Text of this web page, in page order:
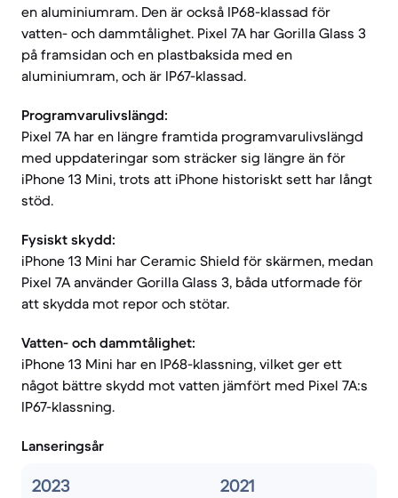
en aluminiumram. Den är också IP68-klassad för
vatten- och dammtålighet. Pixel 7A har Gorilla Glass 3
på framsidan och en plastbaksida med en
aluminiumram, och är IP67-klassad.
Programvarulivslängd:
Pixel 7A har en längre framtida programvarulivslängd
med uppdateringar som sträcker sig längre än för
iPhone 13 Mini, trots att iPhone historiskt sett har långt
stöd.
Fysiskt skydd:
iPhone 13 Mini har Ceramic Shield för skärmen, medan
Pixel 7A använder Gorilla Glass 3, båda utformade för
att skydda mot repor och stötar.
Vatten- och dammtålighet:
iPhone 13 Mini har en IP68-klassning, vilket ger ett
något bättre skydd mot vatten jämfört med Pixel 7A:s
IP67-klassning.
Lanseringsår
2023 2021